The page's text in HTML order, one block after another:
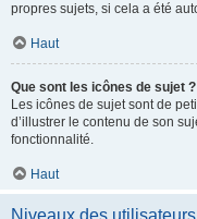
propres sujets, si cela a été
Haut
Que sont les icônes de sujet ?
Les icônes de sujet sont de
d’illustrer le contenu de son
fonctionnalité.
Haut
Niveaux des